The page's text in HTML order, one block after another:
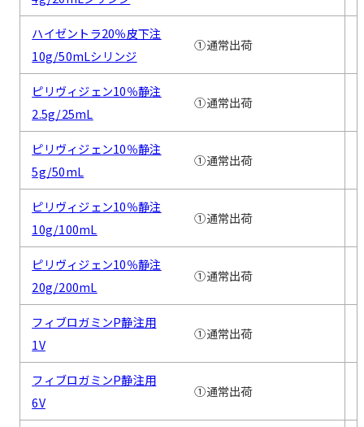
ハイゼントラ20％皮下注
10g/50mLシリンジ
①通常出荷
ピリヴィジェン10％静注
2.5g/25mL
①通常出荷
ピリヴィジェン10％静注
5g/50mL
①通常出荷
ピリヴィジェン10％静注
10g/100mL
①通常出荷
ピリヴィジェン10％静注
20g/200mL
①通常出荷
フィブロガミンP静注用
1V
①通常出荷
フィブロガミンP静注用
6V
①通常出荷